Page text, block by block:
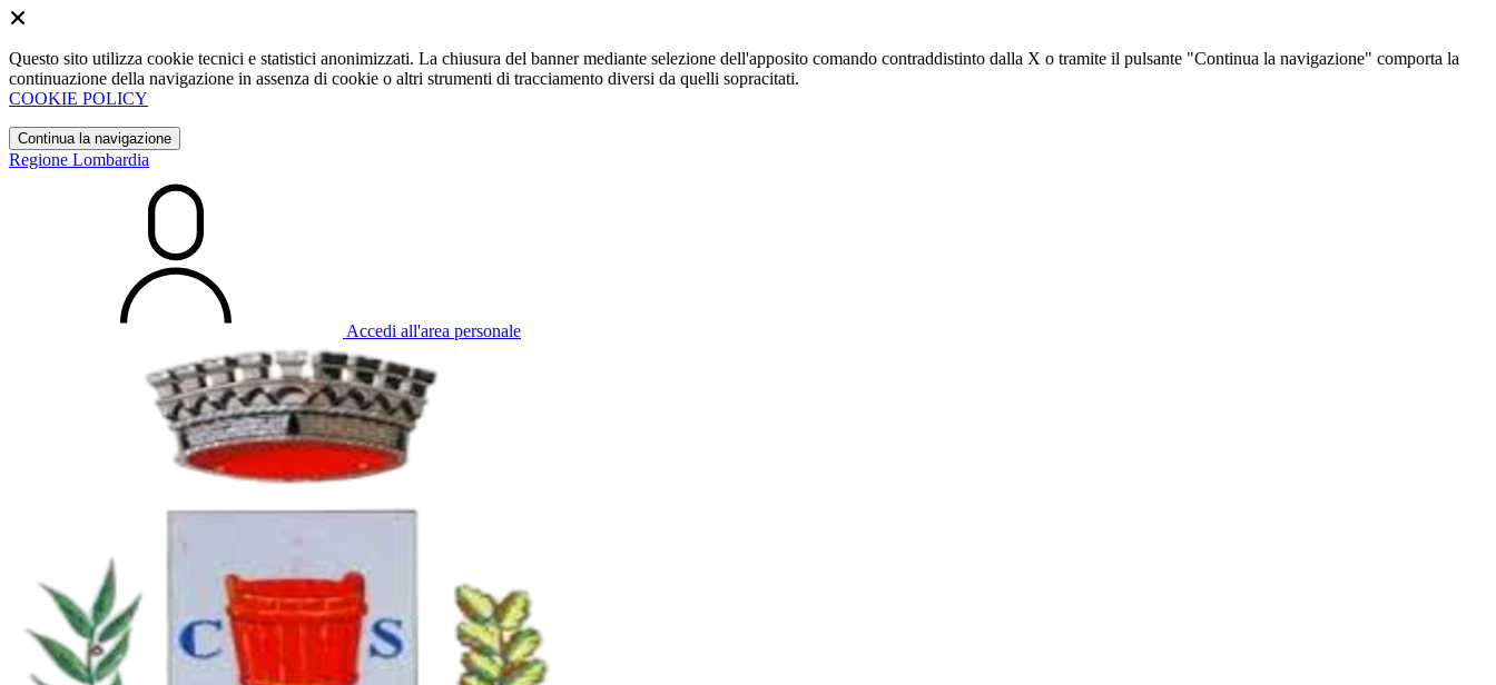
Questo sito utilizza cookie tecnici e statistici anonimizzati. La chiusura del banner mediante selezione dell'apposito comando contraddistinto dalla X o tramite il pulsante "Continua la navigazione" comporta la
continuazione della navigazione in assenza di cookie o altri strumenti di tracciamento diversi da quelli sopracitati.
COOKIE POLICY
Continua la navigazione
Regione Lombardia
Accedi all'area personale